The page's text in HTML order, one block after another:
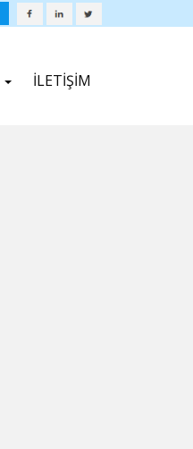
İLETİŞİM